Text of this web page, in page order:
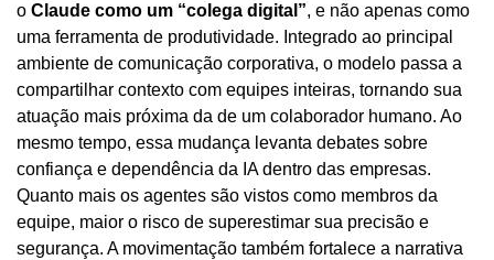
o Claude como um “colega digital”, e não apenas como
uma ferramenta de produtividade. Integrado ao principal
ambiente de comunicação corporativa, o modelo passa a
compartilhar contexto com equipes inteiras, tornando sua
atuação mais próxima da de um colaborador humano. Ao
mesmo tempo, essa mudança levanta debates sobre
confiança e dependência da IA dentro das empresas.
Quanto mais os agentes são vistos como membros da
equipe, maior o risco de superestimar sua precisão e
segurança. A movimentação também fortalece a narrativa